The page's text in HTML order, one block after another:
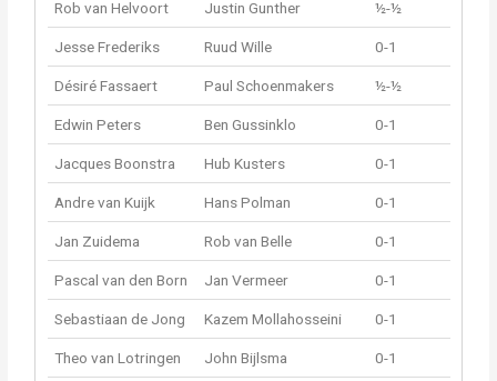
Rob van Helvoort Justin Gunther ½-½
Jesse Frederiks Ruud Wille 0-1
Désiré Fassaert Paul Schoenmakers ½-½
Edwin Peters Ben Gussinklo 0-1
Jacques Boonstra Hub Kusters 0-1
Andre van Kuijk Hans Polman 0-1
Jan Zuidema Rob van Belle 0-1
Pascal van den Born Jan Vermeer 0-1
Sebastiaan de Jong Kazem Mollahosseini 0-1
Theo van Lotringen John Bijlsma 0-1